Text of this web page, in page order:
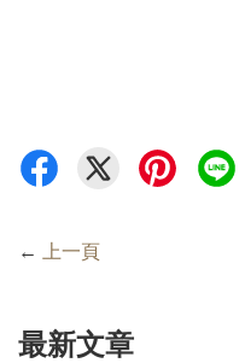
← 上一頁
最新文章